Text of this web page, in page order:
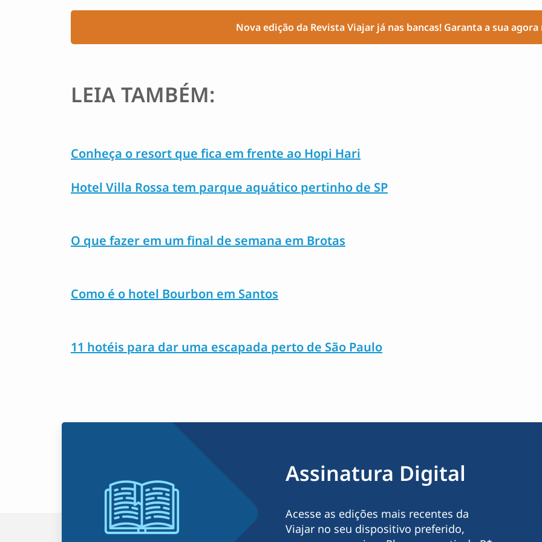
Nova edição da Revista Viajar já nas bancas! Garanta a sua agora
LEIA TAMBÉM:
Conheça o resort que fica em frente ao Hopi Hari
Hotel Villa Rossa tem parque aquático pertinho de SP
O que fazer em um final de semana em Brotas
Como é o hotel Bourbon em Santos
11 hotéis para dar uma escapada perto de São Paulo
Assinatura Digital
Acesse as edições mais recentes da
Viajar no seu dispositivo preferido,